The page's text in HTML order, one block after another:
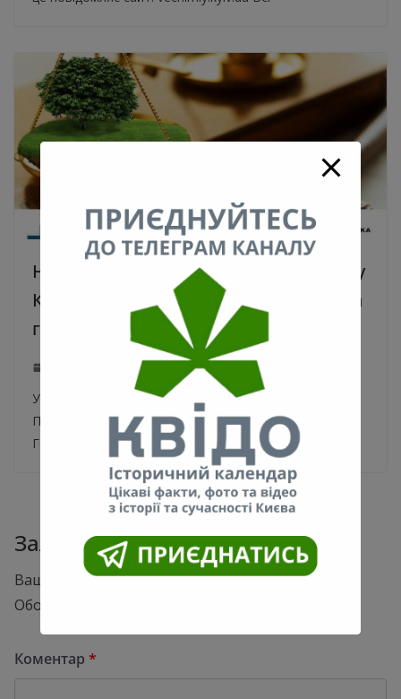
На земельних торгах першу ділянку у
Києві продали за майже 3,5 мільйона
гривень
У столиці відбувся успішний запуск земельний торгів.
Перший лот – ділянку площею 0,1800 га у
Голосіївському районі – продано за
Залишити відповідь
Ваша e-mail адреса не оприлюднюватиметься.
Обов’язкові поля позначені
Коментар *